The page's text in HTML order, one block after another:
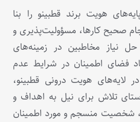
هویت برند قطبینو را بنا
صحیح کارها، مسؤولیت‌پذیری و
نیاز مخاطبین در زمینه‌های
فضای اطمینان در شرایط عدم
لایه‌های هویت درونی قطبینو،
تلاش برای نیل به اهداف و
شخصیت منسجم و مورد اطمینان